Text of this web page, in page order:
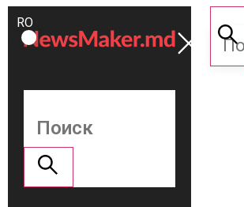
ROMÂNĂ
RU
Поддержать
NM